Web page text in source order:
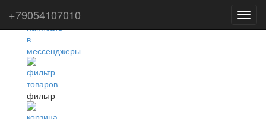
фильтр
+79054107010